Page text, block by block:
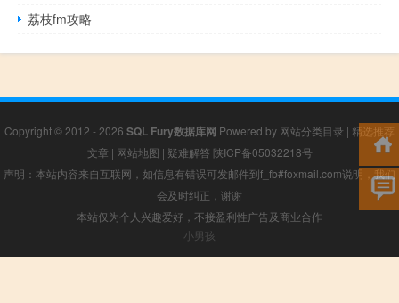
荔枝fm攻略
Copyright © 2012 - 2026 SQL Fury数据库网 Powered by 网站分类目录 | 精选推荐
文章 | 网站地图 | 疑难解答 陕ICP备05032218号
声明：本站内容来自互联网，如信息有错误可发邮件到f_fb#foxmail.com说明，我们
会及时纠正，谢谢
本站仅为个人兴趣爱好，不接盈利性广告及商业合作
小男孩